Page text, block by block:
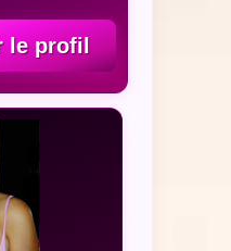
le profil